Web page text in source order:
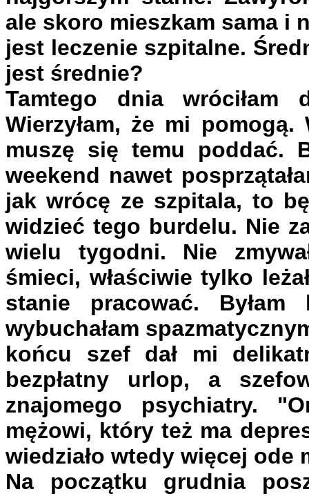
ale skoro mieszkam sama i
jest leczenie szpitalne.
jest średnie?
Tamtego dnia wróciłam
Wierzyłam, że mi
muszę się temu poddać.
weekend nawet
jak wrócę ze szpitala, to
widzieć tego burdelu. Nie
wielu tygodni. Nie
śmieci, właściwie tylko
stanie pracować.
wybuchałam
końcu szef dał mi
bezpłatny urlop, a
znajomego psychiatry.
mężowi, który też ma
wiedziało wtedy więcej ode
Na początku grudnia